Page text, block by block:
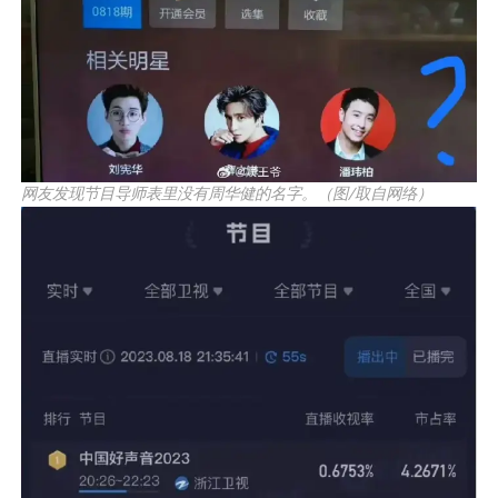
网友发现节目导师表里没有周华健的名字。（图/取自网络）